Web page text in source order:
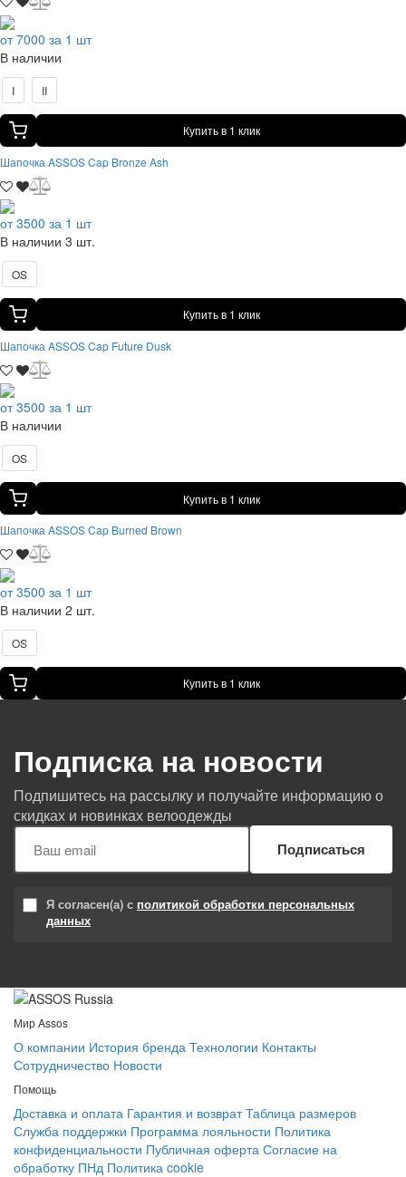
от 7000 за 1 шт
В наличии
I II
Купить в 1 клик
Шапочка ASSOS Cap Bronze Ash
от 3500 за 1 шт
В наличии 3 шт.
OS
Купить в 1 клик
Шапочка ASSOS Cap Future Dusk
от 3500 за 1 шт
В наличии
OS
Купить в 1 клик
Шапочка ASSOS Cap Burned Brown
от 3500 за 1 шт
В наличии 2 шт.
OS
Купить в 1 клик
Подписка на новости
Подпишитесь на рассылку и получайте информацию о
скидках и новинках велоодежды
Подписаться
Я согласен(а) с политикой обработки персональных
данных
Мир Assos
О компании История бренда Технологии Контакты
Сотрудничество Новости
Помощь
Доставка и оплата Гарантия и возврат Таблица размеров
Служба поддержки Программа лояльности Политика
конфиденциальности Публичная оферта Согласие на
обработку ПНд Политика cookie